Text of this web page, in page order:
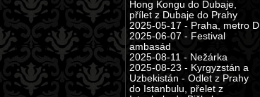
Hong Kongu do Dubaje,
přílet z Dubaje do Prahy
2025-05-17 - Praha, metro D
2025-06-07 - Festival
ambasád
2025-08-11 - Nežárka
2025-08-23 - Kyrgyzstán a
Uzbekistán - Odlet z Prahy
do Istanbulu, přelet z